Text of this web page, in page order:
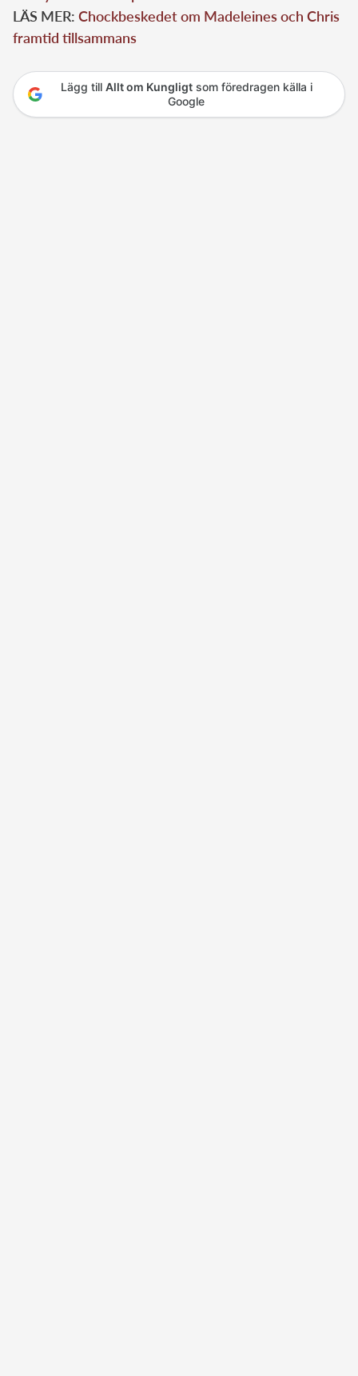
LÄS MER: Chockbeskedet om Madeleines och Chris
framtid tillsammans
Lägg till Allt om Kungligtsom föredragen källa i
Google